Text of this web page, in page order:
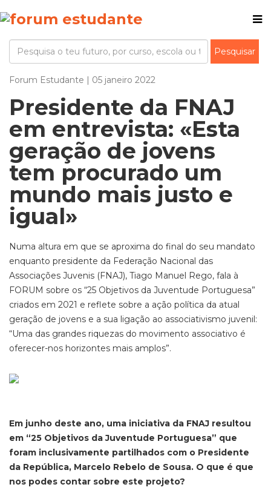
Forum Estudante | 05 janeiro 2022
Presidente da FNAJ
em entrevista: «Esta
geração de jovens
tem procurado um
mundo mais justo e
igual»
Numa altura em que se aproxima do final do seu mandato
enquanto presidente da Federação Nacional das
Associações Juvenis (FNAJ), Tiago Manuel Rego, fala à
FORUM sobre os “25 Objetivos da Juventude Portuguesa”
criados em 2021 e reflete sobre a ação política da atual
geração de jovens e a sua ligação ao associativismo juvenil:
“Uma das grandes riquezas do movimento associativo é
oferecer-nos horizontes mais amplos”.
Em junho deste ano, uma iniciativa da FNAJ resultou
em “25 Objetivos da Juventude Portuguesa” que
foram inclusivamente partilhados com o Presidente
da República, Marcelo Rebelo de Sousa. O que é que
nos podes contar sobre este projeto?